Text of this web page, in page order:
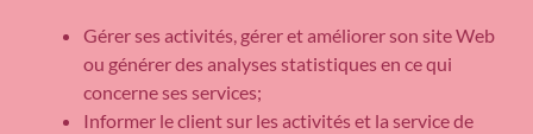
Gérer ses activités, gérer et améliorer son site Web
ou générer des analyses statistiques en ce qui
concerne ses services;
Informer le client sur les activités et la service de